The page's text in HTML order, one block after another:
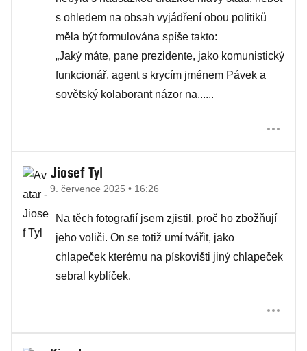
s ohledem na obsah vyjádření obou politiků
měla být formulována spíše takto:
„Jaký máte, pane prezidente, jako komunistický
funkcionář, agent s krycím jménem Pávek a
sovětský kolaborant názor na......
Jiosef Tyl
9. července 2025 • 16:26
Na těch fotografií jsem zjistil, proč ho zbožňují
jeho voliči. On se totiž umí tvářit, jako
chlapeček kterému na pískovišti jiný chlapeček
sebral kyblíček.